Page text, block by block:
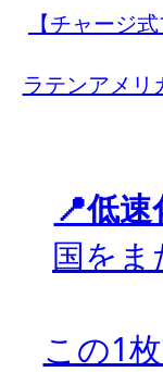
【チャージ
ラテンアメリ
📍低
国を
この1